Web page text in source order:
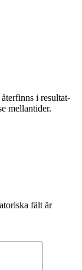
i resultat-
mellantider.
fält är